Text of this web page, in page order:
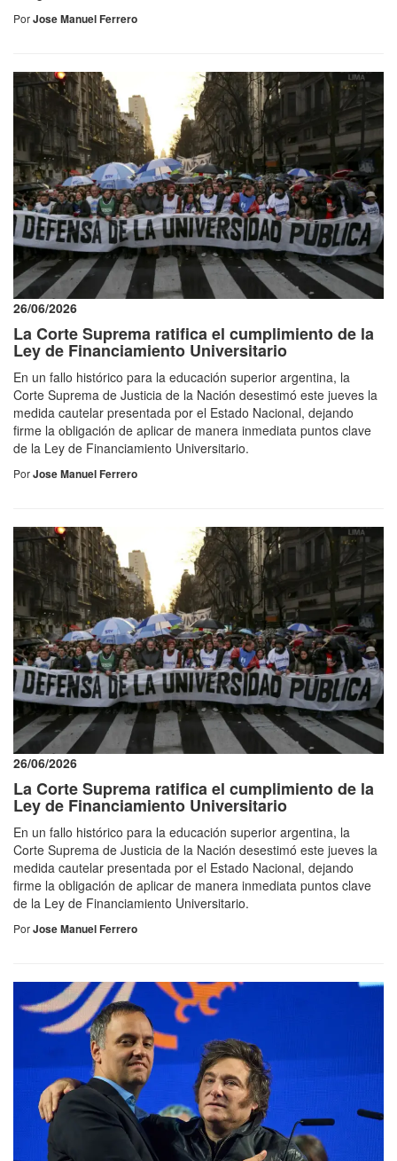
PorJose Manuel Ferrero
26/06/2026
La Corte Suprema ratifica el cumplimiento de la
Ley de Financiamiento Universitario
En un fallo histórico para la educación superior argentina, la
Corte Suprema de Justicia de la Nación desestimó este jueves la
medida cautelar presentada por el Estado Nacional, dejando
firme la obligación de aplicar de manera inmediata puntos clave
de la Ley de Financiamiento Universitario.
PorJose Manuel Ferrero
26/06/2026
La Corte Suprema ratifica el cumplimiento de la
Ley de Financiamiento Universitario
En un fallo histórico para la educación superior argentina, la
Corte Suprema de Justicia de la Nación desestimó este jueves la
medida cautelar presentada por el Estado Nacional, dejando
firme la obligación de aplicar de manera inmediata puntos clave
de la Ley de Financiamiento Universitario.
PorJose Manuel Ferrero